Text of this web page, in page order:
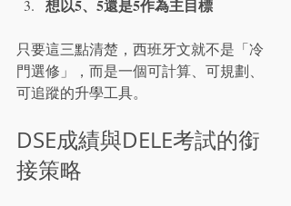
想以5、5還是5作為主目標
只要這三點清楚，西班牙文就不是「冷
門選修」，而是一個可計算、可規劃、
可追蹤的升學工具。
DSE成績與DELE考試的銜
接策略